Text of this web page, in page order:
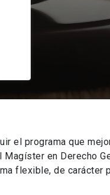
el programa que
en Derecho
flexible, de carácter